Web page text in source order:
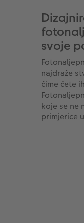
svoje
najdraže
čime ćete
koje se ne
primjerice